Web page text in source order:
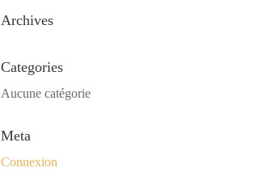
Archives
Categories
Aucune catégorie
Meta
Connexion